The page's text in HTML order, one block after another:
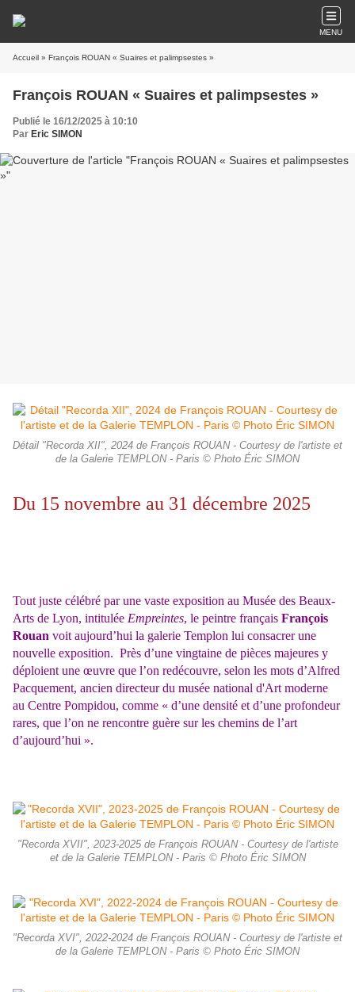
MENU
Accueil » François ROUAN « Suaires et palimpsestes »
François ROUAN « Suaires et palimpsestes »
Publié le 16/12/2025 à 10:10
Par Eric SIMON
Détail "Recorda XII", 2024 de François ROUAN - Courtesy de l'artiste et
de la Galerie TEMPLON - Paris © Photo Éric SIMON
Du 15 novembre au 31 décembre 2025
Tout juste célébré par une vaste exposition au Musée des Beaux-
Arts de Lyon, intitulée Empreintes, le peintre français François
Rouan voit aujourd’hui la galerie Templon lui consacrer une
nouvelle exposition. Près d’une vingtaine de pièces majeures y
déploient une œuvre que l’on redécouvre, selon les mots d’Alfred
Pacquement, ancien directeur du musée national d'Art moderne
au Centre Pompidou, comme « d’une densité et d’une profondeur
rares, que l’on ne rencontre guère sur les chemins de l’art
d’aujourd’hui ».
"Recorda XVII", 2023-2025 de François ROUAN - Courtesy de l'artiste
et de la Galerie TEMPLON - Paris © Photo Éric SIMON
"Recorda XVI", 2022-2024 de François ROUAN - Courtesy de l'artiste et
de la Galerie TEMPLON - Paris © Photo Éric SIMON